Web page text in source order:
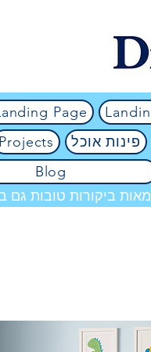
Page
פינות אוכל Projects
Blog
מאות ביקורות טובות גם